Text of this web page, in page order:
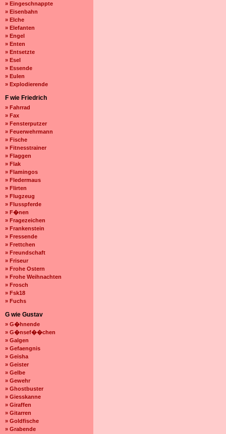
» Eingeschnappte
» Eisenbahn
» Elche
» Elefanten
» Engel
» Enten
» Entsetzte
» Esel
» Essende
» Eulen
» Explodierende
F wie Friedrich
» Fahrrad
» Fax
» Fensterputzer
» Feuerwehrmann
» Fische
» Fitnesstrainer
» Flaggen
» Flak
» Flamingos
» Fledermaus
» Flirten
» Flugzeug
» Flusspferde
» F�nen
» Fragezeichen
» Frankenstein
» Fressende
» Frettchen
» Freundschaft
» Friseur
» Frohe Ostern
» Frohe Weihnachten
» Frosch
» Fsk18
» Fuchs
G wie Gustav
» G�hnende
» G�nsef��chen
» Galgen
» Gefaengnis
» Geisha
» Geister
» Gelbe
» Gewehr
» Ghostbuster
» Giesskanne
» Giraffen
» Gitarren
» Goldfische
» Grabende